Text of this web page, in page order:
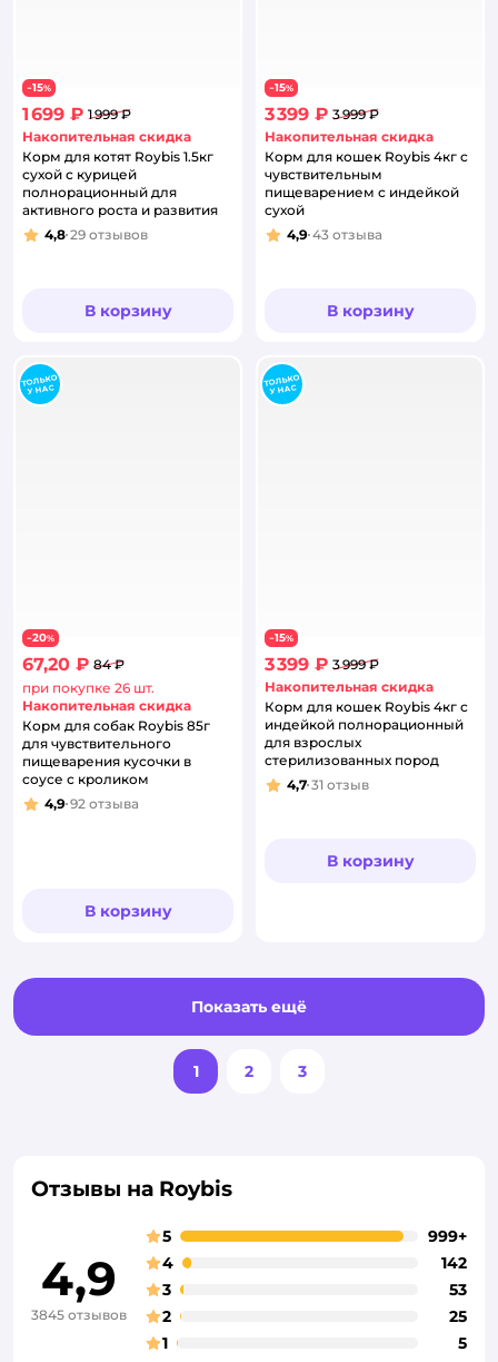
−15%
1 699 ₽ 1 999 ₽
Накопительная скидка
Корм для котят Roybis 1.5кг
сухой с курицей
полнорационный для
активного роста и развития
Рейтинг:
4,8 29 отзывов
В корзину
−15%
3 399 ₽ 3 999 ₽
Накопительная скидка
Корм для кошек Roybis 4кг с
чувствительным
пищеварением с индейкой
сухой
Рейтинг:
4,9 43 отзыва
В корзину
−20%
67,20 ₽ 84 ₽
при покупке 26 шт.
Накопительная скидка
Корм для собак Roybis 85г
для чувствительного
пищеварения кусочки в
соусе с кроликом
Рейтинг:
4,9 92 отзыва
В корзину
−15%
3 399 ₽ 3 999 ₽
Накопительная скидка
Корм для кошек Roybis 4кг с
индейкой полнорационный
для взрослых
стерилизованных пород
Рейтинг:
4,7 31 отзыв
В корзину
Показать ещё
1 2 3
Отзывы на Roybis
4,9
3845 отзывов
5
999+
4
142
3
53
2
25
1
5